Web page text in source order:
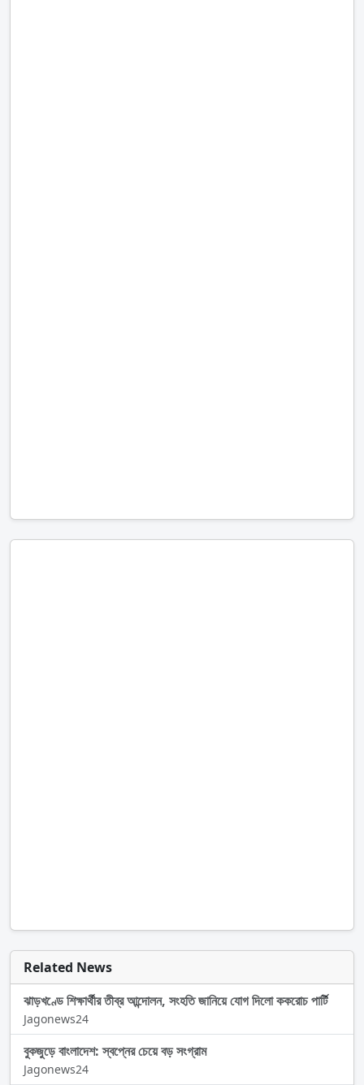
Related News
ঝাড়খণ্ডে শিক্ষার্থীর তীব্র আন্দোলন, সংহতি জানিয়ে যোগ দিলো ককরোচ পার্টি
Jagonews24
বুকজুড়ে বাংলাদেশ: স্বপ্নের চেয়ে বড় সংগ্রাম
Jagonews24